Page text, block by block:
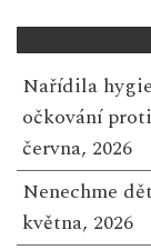
Nařídila
očkování
června, 2026
Nenechme
května, 2026